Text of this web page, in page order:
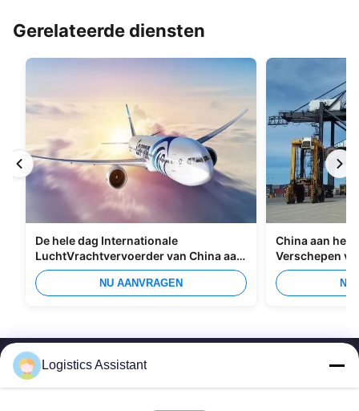
Gerelateerde diensten
De hele dag Internationale
LuchtVrachtvervoerder van China aan
Manilla
NU AANVRAGEN
China aan het
Verschepen
Overzees
NU
Logistics Assistant